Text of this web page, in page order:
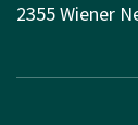
2355 Wiener